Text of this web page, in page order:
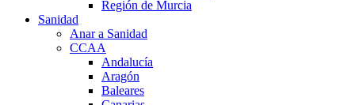
Región de Murcia
Sanidad
Anar a Sanidad
CCAA
Andalucía
Aragón
Baleares